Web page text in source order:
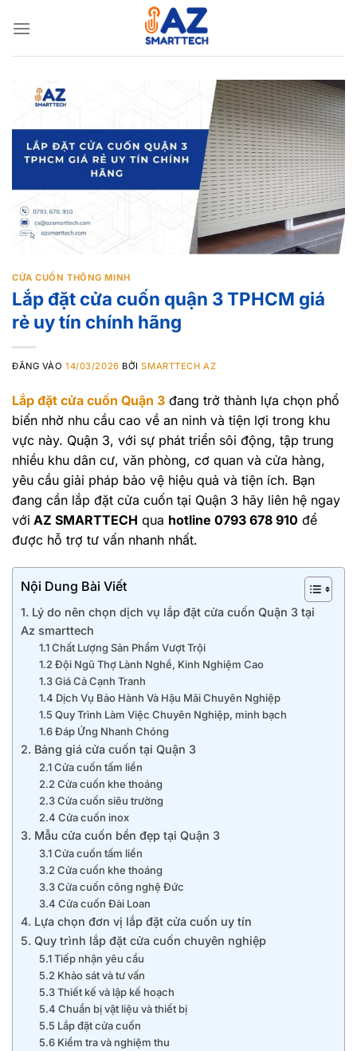
qua
CỬA CUỐN THÔNG MINH
Lắp đặt cửa cuốn quận 3 TPHCM giá
rẻ uy tín chính hãng
ĐĂNG VÀO14/03/2026 BỞISMARTTECH AZ
Lắp đặt cửa cuốn Quận 3 đang trở thành lựa chọn phổ
biến nhờ nhu cầu cao về an ninh và tiện lợi trong khu
vực này. Quận 3, với sự phát triển sôi động, tập trung
nhiều khu dân cư, văn phòng, cơ quan và cửa hàng,
yêu cầu giải pháp bảo vệ hiệu quả và tiện ích. Bạn
đang cần lắp đặt cửa cuốn tại Quận 3 hãy liên hệ ngay
với AZ SMARTTECH qua hotline 0793 678 910 để
được hỗ trợ tư vấn nhanh nhất.
Nội Dung Bài Viết
1. Lý do nên chọn dịch vụ lắp đặt cửa cuốn Quận 3 tại
Az smarttech
1.1 Chất Lượng Sản Phẩm Vượt Trội
1.2 Đội Ngũ Thợ Lành Nghề, Kinh Nghiệm Cao
1.3 Giá Cả Cạnh Tranh
1.4 Dịch Vụ Bảo Hành Và Hậu Mãi Chuyên Nghiệp
1.5 Quy Trình Làm Việc Chuyên Nghiệp, minh bạch
1.6 Đáp Ứng Nhanh Chóng
2. Bảng giá cửa cuốn tại Quận 3
2.1 Cửa cuốn tấm liền
2.2 Cửa cuốn khe thoáng
2.3 Cửa cuốn siêu trường
2.4 Cửa cuốn inox
3. Mẫu cửa cuốn bền đẹp tại Quận 3
3.1 Cửa cuốn tấm liền
3.2 Cửa cuốn khe thoáng
3.3 Cửa cuốn công nghệ Đức
3.4 Cửa cuốn Đài Loan
4. Lựa chọn đơn vị lắp đặt cửa cuốn uy tín
5. Quy trình lắp đặt cửa cuốn chuyên nghiệp
5.1 Tiếp nhận yêu cầu
5.2 Khảo sát và tư vấn
5.3 Thiết kế và lập kế hoạch
5.4 Chuẩn bị vật liệu và thiết bị
5.5 Lắp đặt cửa cuốn
5.6 Kiểm tra và nghiệm thu